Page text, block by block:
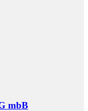
mbB